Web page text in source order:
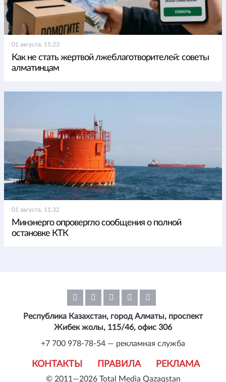
01 августа, 15:23
Как не стать жертвой лжеблаготворителей: советы
алматинцам
01 августа, 11:32
Минэнерго опровергло сообщения о полной
остановке КТК
© 2011—2026 Total Media Qazaqstan
КОНТАКТЫ ПРАВИЛА РЕКЛАМА
Республика Казахстан, город Алматы, проспект
Жибек жолы, 115/46, офис 306
+7 700 978-78-54 — рекламная служба